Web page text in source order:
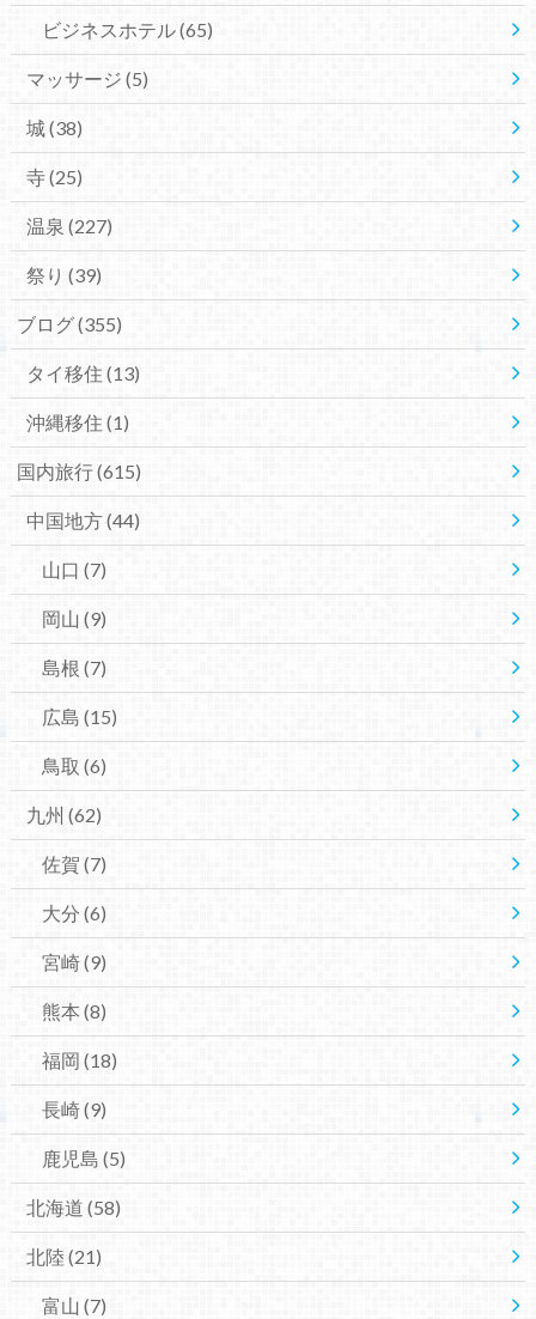
ビジネスホテル(65)
マッサージ (5)
城(38)
寺(25)
温泉 (227)
祭り (39)
ブログ(355)
タイ移住 (13)
沖縄移住 (1)
国内旅行(615)
中国地方(44)
山口 (7)
岡山 (9)
島根 (7)
広島 (15)
鳥取 (6)
九州 (62)
佐賀 (7)
大分 (6)
宮崎(9)
熊本 (8)
福岡 (18)
長崎(9)
鹿児島 (5)
北海道 (58)
北陸(21)
富山 (7)